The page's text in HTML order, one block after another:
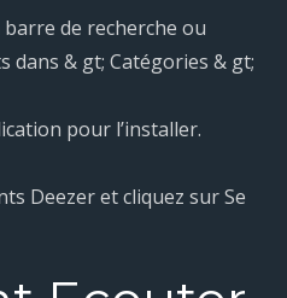
de recherche ou
dans & gt; Catégories & gt;
pour l’installer.
Deezer et cliquez sur Se